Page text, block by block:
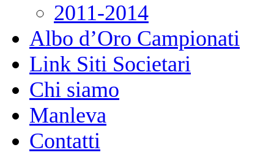
2011-2014
Albo d’Oro Campionati
Link Siti Societari
Chi siamo
Manleva
Contatti